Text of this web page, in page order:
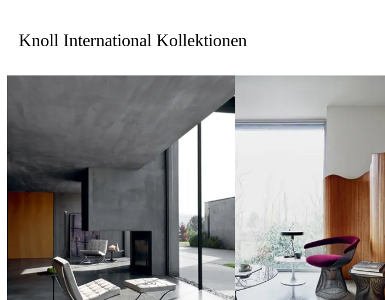
Knoll International Kollektionen